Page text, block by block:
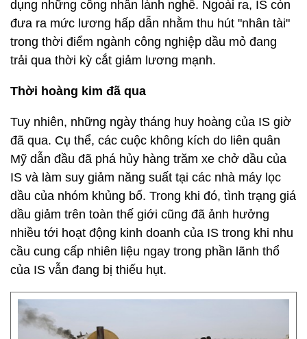
dụng những công nhân lành nghề. Ngoài ra, IS còn
đưa ra mức lương hấp dẫn nhằm thu hút "nhân tài"
trong thời điểm ngành công nghiệp dầu mỏ đang
trải qua thời kỳ cắt giảm lương mạnh.
Thời hoàng kim đã qua
Tuy nhiên, những ngày tháng huy hoàng của IS giờ
đã qua. Cụ thể, các cuộc không kích do liên quân
Mỹ dẫn đầu đã phá hủy hàng trăm xe chở dầu của
IS và làm suy giảm năng suất tại các nhà máy lọc
dầu của nhóm khủng bố. Trong khi đó, tình trạng giá
dầu giảm trên toàn thế giới cũng đã ảnh hưởng
nhiều tới hoạt động kinh doanh của IS trong khi nhu
cầu cung cấp nhiên liệu ngay trong phần lãnh thổ
của IS vẫn đang bị thiếu hụt.